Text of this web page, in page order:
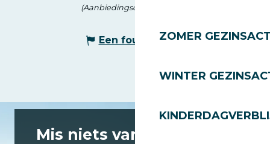
ZOMER
WINTER
(Aanbiedingscode :
Een fout melden
Mis niets van het laatste